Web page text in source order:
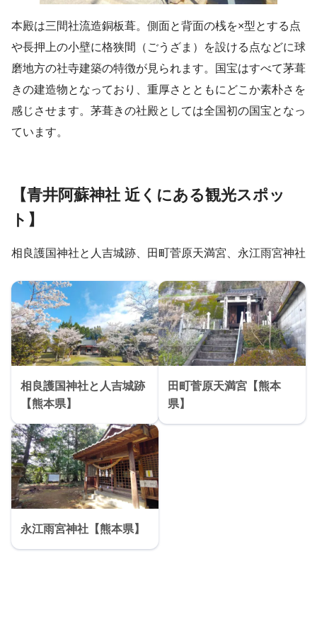
本殿は三間社流造銅板葺。側面と背面の桟を×型とする点
や長押上の小壁に格狭間（ごうざま）を設ける点などに球
磨地方の社寺建築の特徴が見られます。国宝はすべて茅葺
きの建造物となっており、重厚さとともにどこか素朴さを
感じさせます。茅葺きの社殿としては全国初の国宝となっ
ています。
【青井阿蘇神社 近くにある観光スポッ
ト】
相良護国神社と人吉城跡、田町菅原天満宮、永江雨宮神社
相良護国神社と人吉城跡
【熊本県】
田町菅原天満宮【熊本
県】
永江雨宮神社【熊本県】